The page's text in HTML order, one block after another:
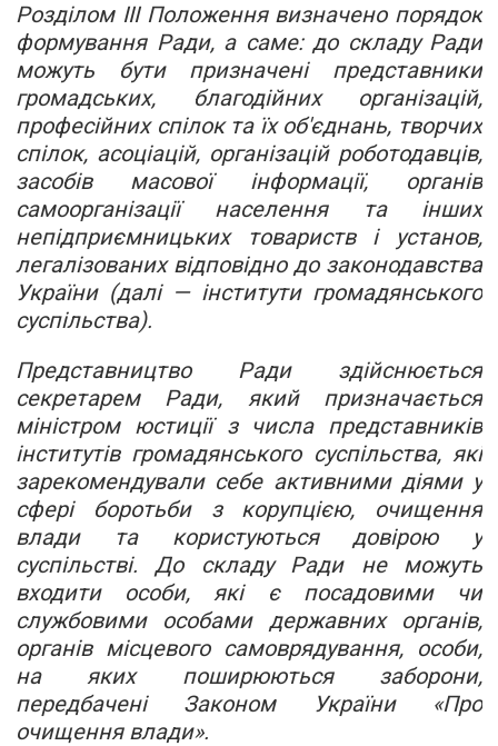
Розділом ІІІ Положення визначено порядок
формування Ради, а саме: до складу Ради
можуть бути призначені представники
громадських, благодійних організацій,
професійних спілок та їх об'єднань, творчих
спілок, асоціацій, організацій роботодавців,
засобів масової інформації, органів
самоорганізації населення та інших
непідприємницьких товариств і установ,
легалізованих відповідно до законодавства
України (далі — інститути громадянського
суспільства).
Представництво Ради здійснюється
секретарем Ради, який призначається
міністром юстиції з числа представників
інститутів громадянського суспільства, які
зарекомендували себе активними діями у
сфері боротьби з корупцією, очищення
влади та користуються довірою у
суспільстві. До складу Ради не можуть
входити особи, які є посадовими чи
службовими особами державних органів,
органів місцевого самоврядування, особи,
на яких поширюються заборони,
передбачені Законом України «Про
очищення влади».